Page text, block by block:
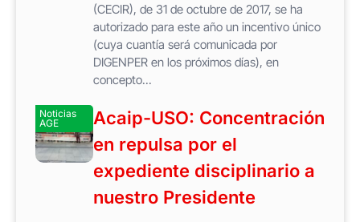
(CECIR), de 31 de octubre de 2017, se ha
autorizado para este año un incentivo único
(cuya cuantía será comunicada por
DIGENPER en los próximos días), en
concepto...
Noticias
AGE
Acaip-USO: Concentración
en repulsa por el
expediente disciplinario a
nuestro Presidente